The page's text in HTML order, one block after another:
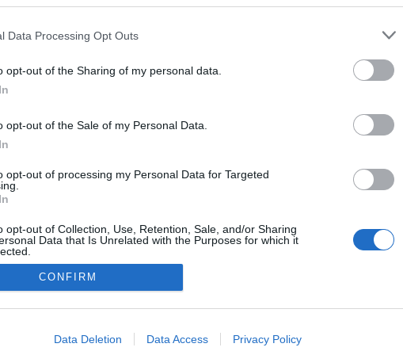
Data Processing Opt Outs
opt-out of the Sharing of my personal data.
opt-out of the Sale of my Personal Data.
opt-out of processing my Personal Data for Targeted
opt-out of Collection, Use, Retention, Sale, and/or Sharing
Data that Is Unrelated with the Purposes for which it
allow Google to enable storage related to advertising like cookies on
CONFIRM
Data Deletion Data Access Privacy Policy
HIRDETÉSI INFORMÁCIÓK FELHASZNÁLÁSI FELTÉTELEK